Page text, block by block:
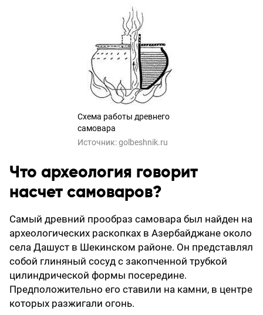
Схема работы древнего
самовара
Источник:golbeshnik.ru
Что археология говорит
насчет самоваров?
Самый древний прообраз самовара был найден на
археологических раскопках в Азербайджане около
села Дашуст в Шекинском районе. Он представлял
собой глиняный сосуд с закопченной трубкой
цилиндрической формы посередине.
Предположительно его ставили на камни, в центре
которых разжигали огонь.